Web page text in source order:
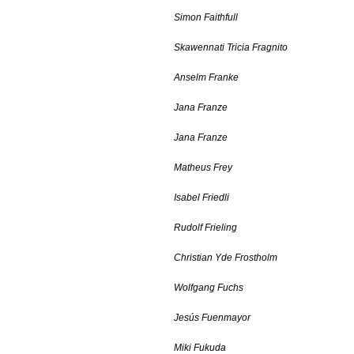
Simon Faithfull
Skawennati Tricia Fragnito
Anselm Franke
Jana Franze
Jana Franze
Matheus Frey
Isabel Friedli
Rudolf Frieling
Christian Yde Frostholm
Wolfgang Fuchs
Jesús Fuenmayor
Miki Fukuda